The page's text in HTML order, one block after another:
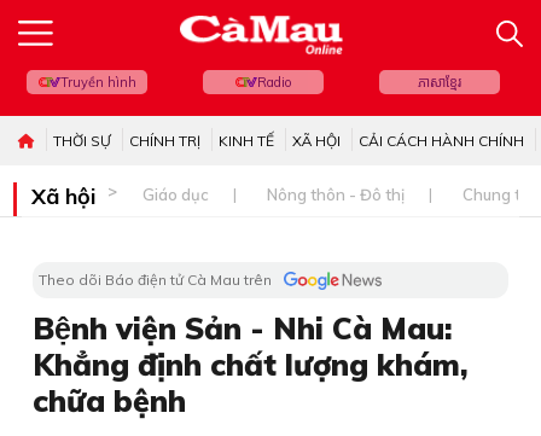
Truyền hình Radio ភាសាខ្មែរ
THỜI SỰ CHÍNH TRỊ KINH TẾ XÃ HỘI CẢI CÁCH HÀNH CHÍNH
Xã hội Giáo dục Nông thôn - Đô thị Chung
Theo dõi Báo điện tử Cà Mau trên
Bệnh viện Sản - Nhi Cà Mau:
Khẳng định chất lượng khám,
chữa bệnh